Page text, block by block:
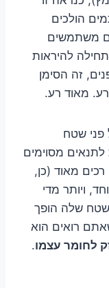
הולכים
משתמשים
להיראות
זה הסימן
פני שטח
לתנאים מסוימים
מאוד (כן,
ויותר מדי
שלה הופך
רואים הוא
לחומר עצמו.